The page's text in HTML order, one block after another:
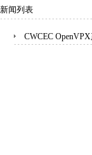
新闻列表
CWCEC